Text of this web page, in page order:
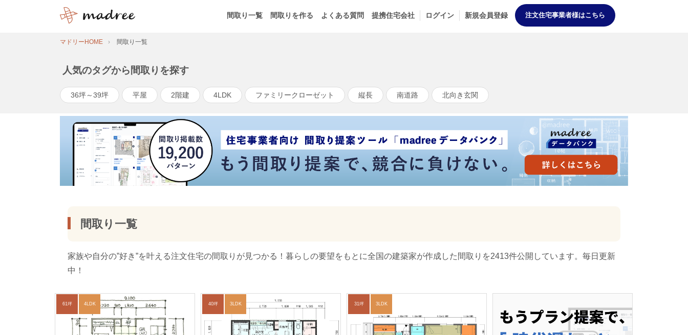
間取り一覧 間取りを作る よくある質問 提携住宅会社 ログイン 新規会員登録 注文住宅事業者様はこちら
マドリーHOME 間取り一覧
人気のタグから間取りを探す
36坪～39坪 平屋 2階建 4LDK ファミリークローゼット 縦長 南道路 北向き玄関
間取り一覧
家族や自分の”好き”を叶える注文住宅の間取りが見つかる！暮らしの要望をもとに全国の建築家が作成した間取りを2413件公開しています。毎日更新
中！
61坪 4LDK 40坪 3LDK 31坪 3LDK